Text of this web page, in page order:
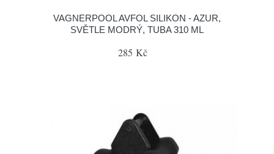
VAGNERPOOL AVFOL SILIKON - AZUR,
SVĚTLE MODRÝ, TUBA 310 ML
285 Kč